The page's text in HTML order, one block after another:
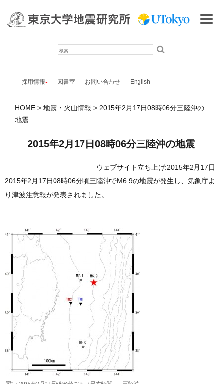
採用情報 図書室 お問い合わせ English
HOME 地震・火山情報
2015年2月17日08時06分三陸沖の
地震
2015年2月17日08時06分三陸沖の地震
ウェブサイト立ち上げ:2015年2月17日
2015年2月17日08時06分頃三陸沖でM6.9の地震が発生し、気象庁よ
り津波注意報が発表されました。